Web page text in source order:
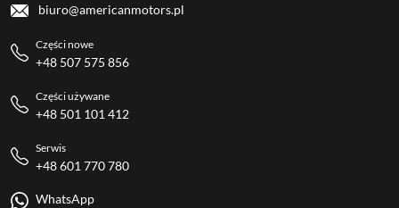
biuro@americanmotors.pl
Części nowe
+48 507 575 856
Części używane
+48 501 101 412
Serwis
+48 601 770 780
WhatsApp